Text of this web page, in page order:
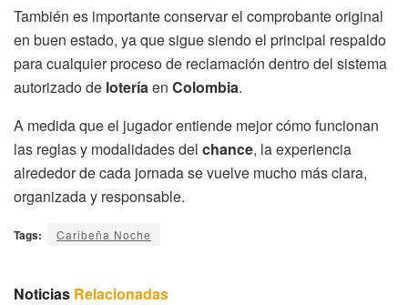
También es importante conservar el comprobante original
en buen estado, ya que sigue siendo el principal respaldo
para cualquier proceso de reclamación dentro del sistema
autorizado de loteríaen Colombia.
A medida que el jugador entiende mejor cómo funcionan
las reglas y modalidades del chance, la experiencia
alrededor de cada jornada se vuelve mucho más clara,
organizada y responsable.
Tags: Caribeña Noche
Noticias Relacionadas